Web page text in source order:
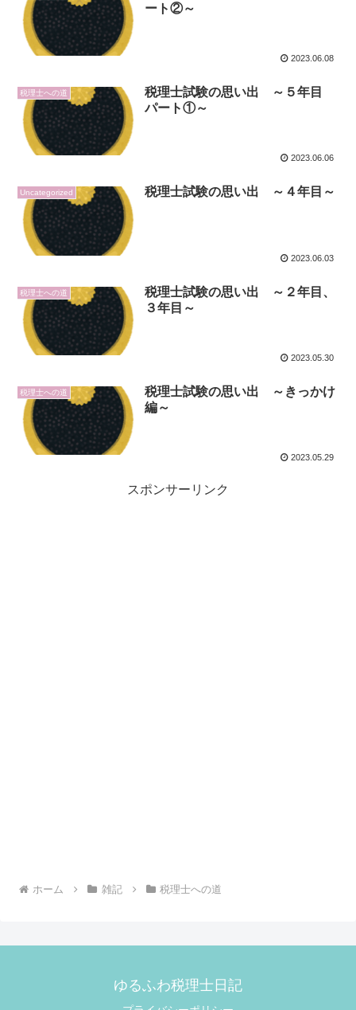
ート②～
2023.06.08
税理士への道
税理士試験の思い出 ～５年目
パート①～
2023.06.06
Uncategorized 税理士試験の思い出 ～４年目～
2023.06.03
税理士への道
税理士試験の思い出 ～２年目、
３年目～
2023.05.30
税理士への道
税理士試験の思い出 ～きっかけ
編～
2023.05.29
スポンサーリンク
ホーム 雑記 税理士への道
ゆるふわ税理士日記